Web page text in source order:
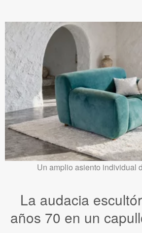
Un amplio asiento individual
La audacia
años 70 en un